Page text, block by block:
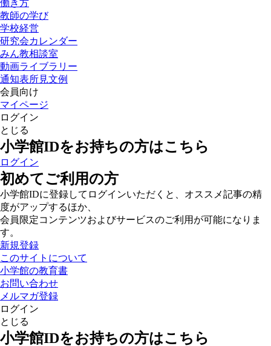
働き方
教師の学び
学校経営
研究会カレンダー
みん教相談室
動画ライブラリー
通知表所見文例
会員向け
マイページ
ログイン
とじる
小学館IDをお持ちの方はこちら
ログイン
初めてご利用の方
小学館IDに登録してログインいただくと、オススメ記事の精
度がアップするほか、
会員限定コンテンツおよびサービスのご利用が可能になりま
す。
新規登録
このサイトについて
小学館の教育書
お問い合わせ
メルマガ登録
ログイン
とじる
小学館IDをお持ちの方はこちら